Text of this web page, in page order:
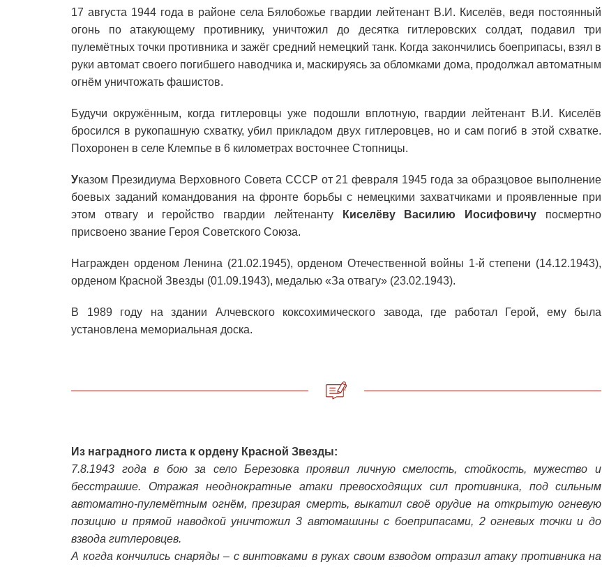
17 августа 1944 года в районе села Бялобожье гвардии лейтенант В.И. Киселёв, ведя постоянный
огонь по атакующему противнику, уничтожил до десятка гитлеровских солдат, подавил три
пулемётных точки противника и зажёг средний немецкий танк. Когда закончились боеприпасы, взял в
руки автомат своего погибшего наводчика и, маскируясь за обломками дома, продолжал автоматным
огнём уничтожать фашистов.
Будучи окружённым, когда гитлеровцы уже подошли вплотную, гвардии лейтенант В.И. Киселёв
бросился в рукопашную схватку, убил прикладом двух гитлеровцев, но и сам погиб в этой схватке.
Похоронен в селе Клемпье в 6 километрах восточнее Стопницы.
Указом Президиума Верховного Совета СССР от 21 февраля 1945 года за образцовое выполнение
боевых заданий командования на фронте борьбы с немецкими захватчиками и проявленные при
этом отвагу и геройство гвардии лейтенанту
Киселёву Василию Иосифовичу посмертно
присвоено звание Героя Советского Союза.
Награжден орденом Ленина (21.02.1945), орденом Отечественной войны 1-й степени (14.12.1943),
орденом Красной Звезды (01.09.1943), медалью «За отвагу» (23.02.1943).
В 1989 году на здании Алчевского коксохимического завода, где работал Герой, ему была
установлена мемориальная доска.
Из наградного листа к ордену Красной Звезды:
7.8.1943 года в бою за село Березовка проявил личную смелость, стойкость, мужество и
бесстрашие. Отражая неоднократные атаки превосходящих сил противника, под сильным
автоматно-пулемётным огнём, презирая смерть, выкатил своё орудие на открытую огневую
позицию и прямой наводкой уничтожил 3 автомашины с боеприпасами, 2 огневых точки и до
взвода гитлеровцев.
А когда кончились снаряды – с винтовками в руках своим взводом отразил атаку противника на